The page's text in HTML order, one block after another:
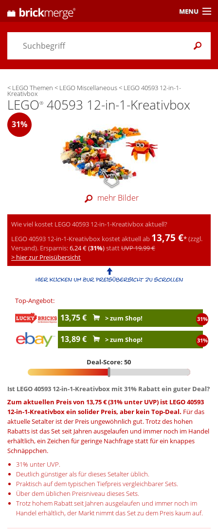
< LEGO Themen < LEGO Miscellaneous< LEGO 40593 12-in-1-
Kreativbox
LEGO® 40593 12-in-1-Kreativbox
31%
mehr Bilder
Wie viel kostet LEGO 40593 12-in-1-Kreativbox aktuell?
LEGO 40593 12-in-1-Kreativbox kostet aktuell ab 13,75 €*(zzgl.
Versand). Ersparnis:6,24 € (31%)stattUVP 19,99 €
> hier zur Preisübersicht
Top-Angebot:
13,75 € 31%
> zum Shop!
13,89 € 31%
> zum Shop!
Deal-Score: 50
Ist LEGO 40593 12-in-1-Kreativbox mit 31% Rabatt ein guter Deal?
Zum aktuellen Preis von 13,75 € (31% unter UVP) ist LEGO 40593
12-in-1-Kreativbox ein solider Preis, aber kein Top-Deal. Für das
aktuelle Setalter ist der Preis ungewöhnlich gut. Trotz des hohen
Rabatts ist das Set seit Jahren ausgelaufen und immer noch im Handel
erhältlich, ein Zeichen für geringe Nachfrage statt für ein knappes
Schnäppchen.
31% unter UVP.
Deutlich günstiger als für dieses Setalter üblich.
Praktisch auf dem typischen Tiefpreis vergleichbarer Sets.
Über dem üblichen Preisniveau dieses Sets.
Trotz hohem Rabatt seit Jahren ausgelaufen und immer noch im
Handel erhältlich, der Markt nimmt das Set zu dem Preis kaum auf.
MENU
Preisvergleich
Themen/ Händler
Alarme& Wunschlisten
Einstellungen